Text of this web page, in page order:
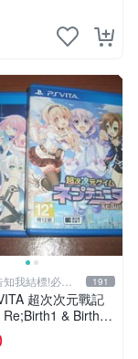
我結標!必看 191
超次次元戰記
& Birth2
者2 鋼彈創壞者2